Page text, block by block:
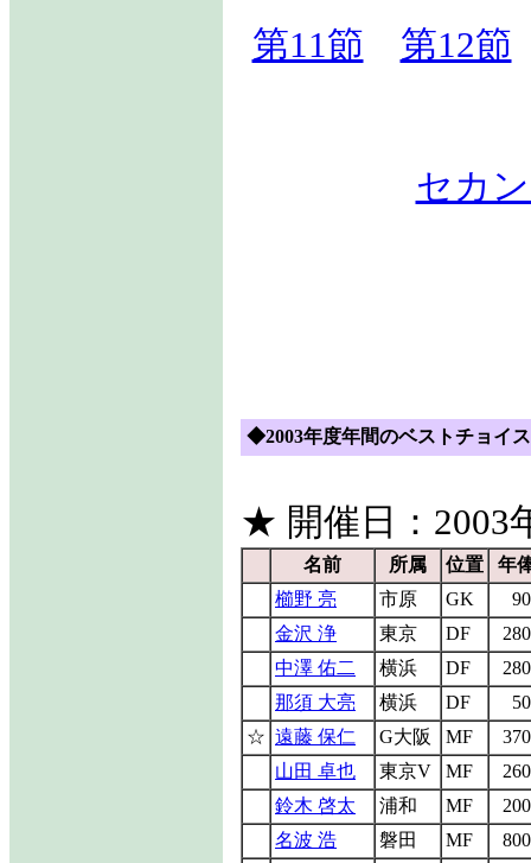
第11節 第12節
セカ
◆2003年度年間のベストチョ
★ 開催日：2003
名前 所属 位置
年
櫛野 亮
市原 GK
金沢 浄
東京 DF
中澤 佑二
横浜 DF
那須 大亮
横浜 DF
☆ 遠藤 保仁 G大阪 MF
山田 卓也
東京V MF
鈴木 啓太
浦和 MF
名波 浩
磐田 MF